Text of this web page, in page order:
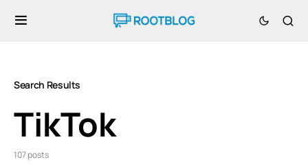
Search Results
TikTok
107 posts